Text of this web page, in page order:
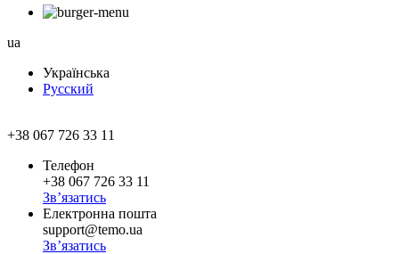
ua
Українська
Русский
+38 067 726 33 11
Телефон
+38 067 726 33 11
Зв’язатись
Електронна пошта
support@temo.ua
Зв’язатись